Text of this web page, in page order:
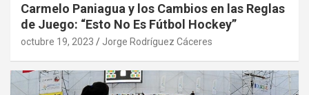
Carmelo Paniagua y los Cambios en las Reglas
de Juego: “Esto No Es Fútbol Hockey”
octubre 19, 2023 Jorge Rodríguez Cáceres